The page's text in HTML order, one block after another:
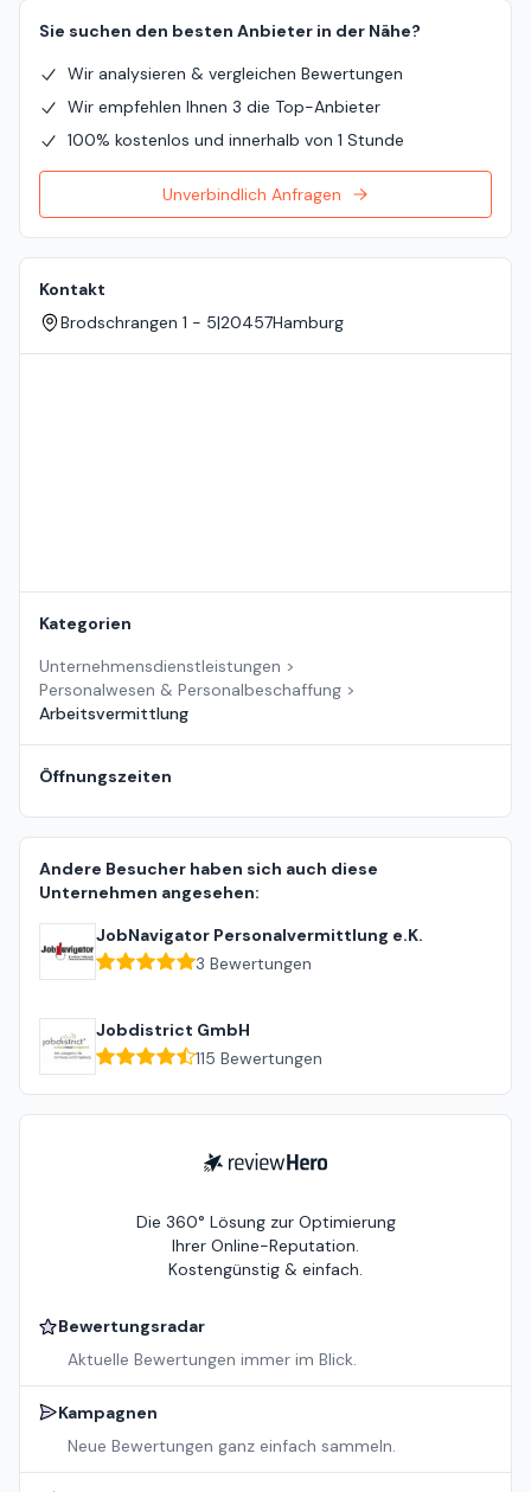
Sie suchen den besten Anbieter in der Nähe?
Wir analysieren & vergleichen Bewertungen
Wir empfehlen Ihnen 3 die Top-Anbieter
100% kostenlos und innerhalb von 1 Stunde
Unverbindlich Anfragen
Kontakt
Brodschrangen 1 - 5|20457Hamburg
Kategorien
Unternehmensdienstleistungen >
Personalwesen & Personalbeschaffung >
Arbeitsvermittlung
Öffnungszeiten
Andere Besucher haben sich auch diese
Unternehmen angesehen:
JobNavigator Personalvermittlung e.K.
3 Bewertungen
Jobdistrict GmbH
115 Bewertungen
ReviewHero
Die 360° Lösung zur Optimierung
Ihrer Online-Reputation.
Kostengünstig & einfach.
Bewertungsradar
Aktuelle Bewertungen immer im Blick.
Kampagnen
Neue Bewertungen ganz einfach sammeln.